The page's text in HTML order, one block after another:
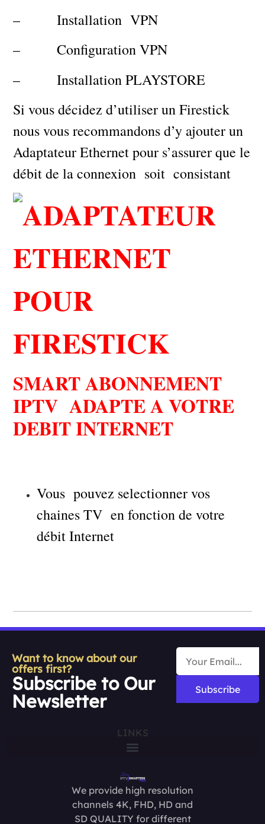
– Installation VPN
– Configuration VPN
– Installation PLAYSTORE
Si vous décidez d’utiliser un Firestick
nous vous recommandons d’y ajouter un
Adaptateur Ethernet pour s’assurer que le
débit de la connexion soit consistant
SMART ABONNEMENT
IPTV ADAPTE A VOTRE
DEBIT INTERNET
Vous pouvez selectionner vos
chaines TV en fonction de votre
débit Internet
Want to know about our
offers first?
Subscribe to Our
Newsletter
Subscribe
LINKS
We provide high resolution
channels 4K, FHD, HD and
SD QUALITY for different